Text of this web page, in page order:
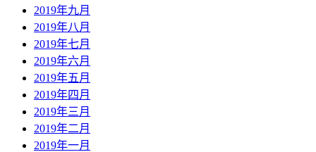
2019年九月
2019年八月
2019年七月
2019年六月
2019年五月
2019年四月
2019年三月
2019年二月
2019年一月